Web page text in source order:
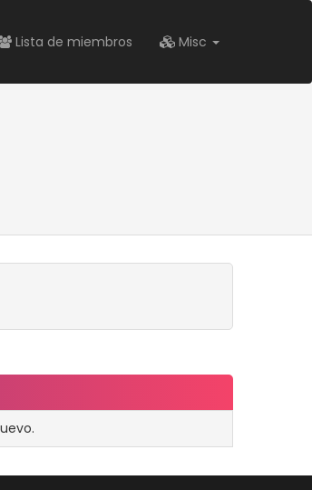
Lista de miembros Misc